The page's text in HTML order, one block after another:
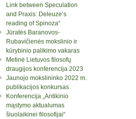
Link between Speculation
and Praxis: Deleuze’s
reading of Spinoza“
Jūratės Baranovos-
Rubavičienės mokslinio ir
kūrybinio palikimo vakaras
Metinė Lietuvos filosofų
draugijos konferencija 2023
Jaunojo mokslininko 2022 m.
publikacijos konkursas
Konferencija „Antikinio
mąstymo aktualumas
šiuolaikinei filosofijai“